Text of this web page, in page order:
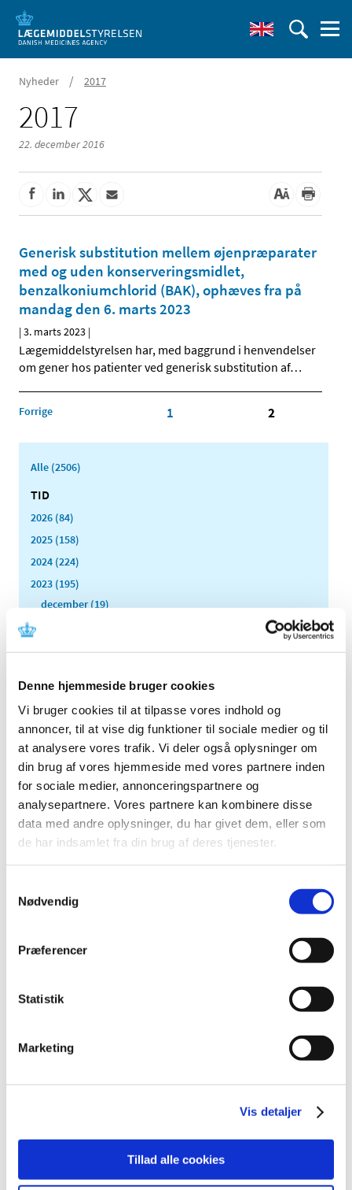
Denne hjemmeside bruger cookies
Vi bruger cookies til at tilpasse vores indhold og
annoncer, til at vise dig funktioner til sociale medier og til
at analysere vores trafik. Vi deler også oplysninger om
din brug af vores hjemmeside med vores partnere inden
for sociale medier, annonceringspartnere og
analysepartnere. Vores partnere kan kombinere disse
data med andre oplysninger, du har givet dem, eller som
de har indsamlet fra din brug af deres tjenester.
Nødvendig
Præferencer
Statistik
Marketing
Vis detaljer
Tillad alle cookies
Nyheder / 2017
2017
22. december 2016
Generisk substitution mellem øjenpræparater
med og uden konserveringsmidlet,
benzalkoniumchlorid (BAK), ophæves fra på
mandag den 6. marts 2023
|3. marts 2023 |
Lægemiddelstyrelsen har, med baggrund i henvendelser
om gener hos patienter ved generisk substitution af…
Forrige 1 2
Alle (2506)
TID
2026 (84)
2025 (158)
2024 (224)
2023 (195)
december (19)
august (11)
juli (6)
juni (13)
maj (18)
april (13)
marts (21)
februar (17)
januar (19)
2022 (197)
2020 (263)
2015 (33)
2013 (49)
2009 (14)
2007 (3)